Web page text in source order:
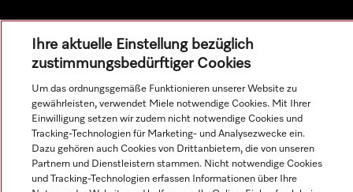
Alle Produktpreise zzgl. MwSt.; Lieferung stets ohne
Dekorationsmaterial.
© Miele & Cie. KG.
Ihre aktuelle Einstellung bezüglich
zustimmungsbedürftiger Cookies
Um das ordnungsgemäße Funktionieren unserer Website zu
gewährleisten, verwendet Miele notwendige Cookies. Mit Ihrer
Einwilligung setzen wir zudem nicht notwendige Cookies und
Tracking-Technologien für Marketing- und Analysezwecke ein.
Dazu gehören auch Cookies von Drittanbietern, die von unseren
Partnern und Dienstleistern stammen. Nicht notwendige Cookies
und Tracking-Technologien erfassen Informationen über Ihre